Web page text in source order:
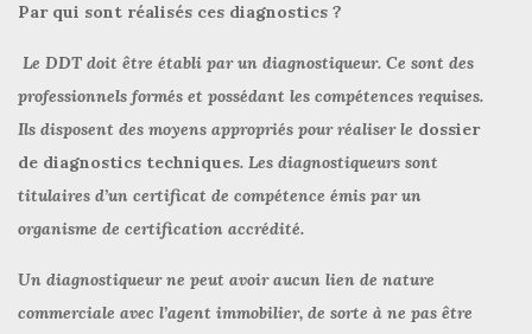
Par qui sont réalisés ces diagnostics ?
Le DDT doit être établi par un diagnostiqueur. Ce sont des
professionnels formés et possédant les compétences requises.
Ils disposent des moyens appropriés pour réaliser le dossier
de diagnostics techniques. Les diagnostiqueurs sont
titulaires d’un certificat de compétence émis par un
organisme de certification accrédité.
Un diagnostiqueur ne peut avoir aucun lien de nature
commerciale avec l’agent immobilier, de sorte à ne pas être